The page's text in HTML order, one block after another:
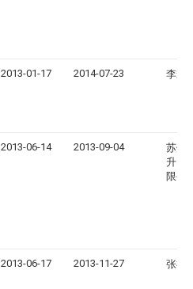
2013-01-17 2014-07-23 李宋
2013-06-14 2013-09-04
苏州
升电
限公
2013-06-17 2013-11-27 张祎